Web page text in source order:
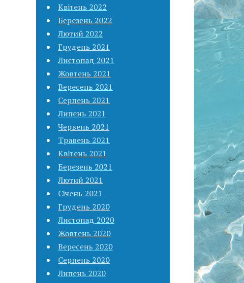
Квітень 2022
Березень 2022
Лютий 2022
Грудень 2021
Листопад 2021
Жовтень 2021
Вересень 2021
Серпень 2021
Липень 2021
Червень 2021
Травень 2021
Квітень 2021
Березень 2021
Лютий 2021
Січень 2021
Грудень 2020
Листопад 2020
Жовтень 2020
Вересень 2020
Серпень 2020
Липень 2020